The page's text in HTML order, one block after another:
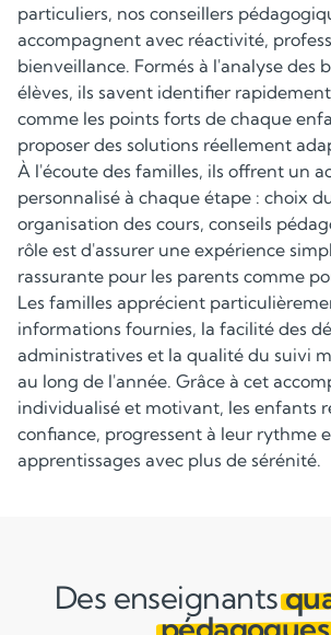
particuliers, nos conseillers
accompagnent avec réactivité,
bienveillance. Formés à l'analyse des
élèves, ils savent identifier
comme les points forts de chaque
proposer des solutions réellement
À l'écoute des familles, ils offrent un
personnalisé à chaque étape : choix
organisation des cours, conseils
rôle est d'assurer une expérience
rassurante pour les parents comme
Les familles apprécient
informations fournies, la facilité des
administratives et la qualité du suivi
au long de l'année. Grâce à cet
individualisé et motivant, les enfants
confiance, progressent à leur rythme
apprentissages avec plus de sérénité.
Des enseignants